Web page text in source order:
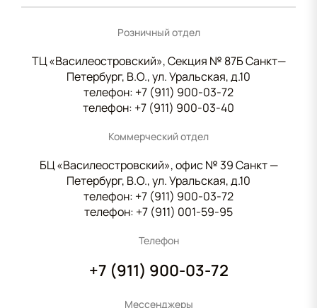
Розничный отдел
ТЦ «Василеостровский», Секция № 87Б Санкт—
Петербург, В.О., ул. Уральская, д.10
телефон: +7 (911) 900-03-72
телефон: +7 (911) 900-03-40
Коммерческий отдел
БЦ «Василеостровский», офис № 39 Санкт —
Петербург, В.О., ул. Уральская, д.10
телефон: +7 (911) 900-03-72
телефон: +7 (911) 001-59-95
Телефон
+7 (911) 900-03-72
Мессенджеры